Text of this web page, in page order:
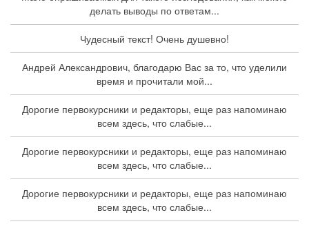
делать выводы по ответам...
Чудесный текст! Очень душевно!
Андрей Александрович, благодарю Вас за то, что уделили
время и прочитали мой...
Дорогие первокурсники и редакторы, еще раз напоминаю
всем здесь, что слабые...
Дорогие первокурсники и редакторы, еще раз напоминаю
всем здесь, что слабые...
Дорогие первокурсники и редакторы, еще раз напоминаю
всем здесь, что слабые...